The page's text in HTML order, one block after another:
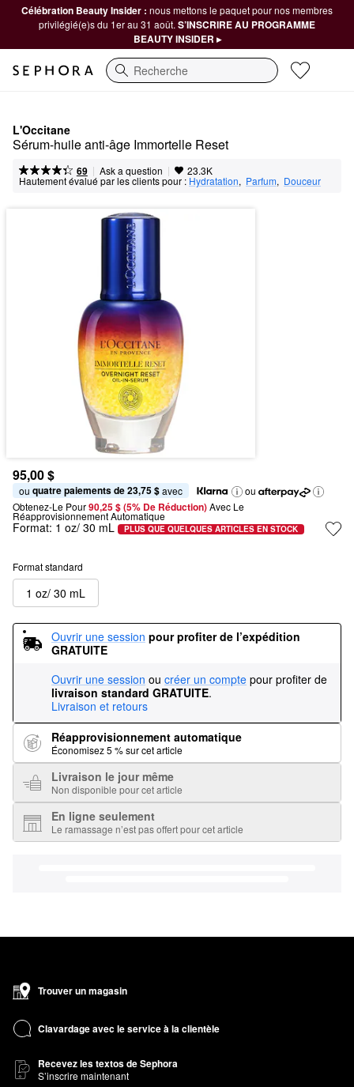
Célébration Beauty Insider : nous mettons le paquet pour nos membres
privilégié(e)s du 1er au 31 août. S’INSCRIRE AU PROGRAMME
BEAUTY INSIDER ▸
Recherche
L'Occitane
Sérum-huile anti-âge Immortelle Reset
69 | Ask a question | 23.3K
Hautement évalué par les clients pour : Hydratation, Parfum, Douceur
95,00 $
ou quatre paiements de 23,75 $ avec
ou
Obtenez-Le Pour90,25 $ (5% De Réduction) Avec Le
Réapprovisionnement Automatique
Format: 1 oz/ 30 mL PLUS QUE QUELQUES ARTICLES EN STOCK
Format standard
1 oz/ 30 mL
Ouvrir une session pour profiter de l’expédition
GRATUITE
Ouvrir une session ou créer un compte pour profiter de
livraison standard GRATUITE.
Livraison et retours
Réapprovisionnement automatique
Économisez 5 % sur cet article
Livraison le jour même
Non disponible pour cet article
En ligne seulement
Le ramassage n’est pas offert pour cet article
Trouver un magasin
Clavardage avec le service à la clientèle
Recevez les textos de Sephora
S’inscrire maintenant